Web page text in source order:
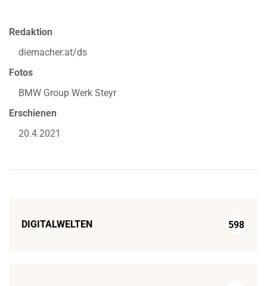
Redaktion
diemacher.at/ds
Fotos
BMW Group Werk Steyr
Erschienen
20.4.2021
DIGITALWELTEN 598